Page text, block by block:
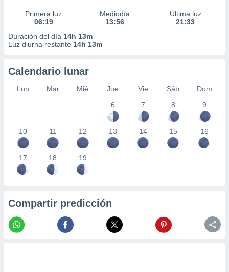
Primera luz
06:19
Mediodía
13:56
Última luz
21:33
Duración del día 14h 13m
Luz diurna restante 14h 13m
Calendario lunar
Lun Mar Mié Jue Vie Sáb
Dom
6
7 8 9
10 11 12 13 14 15 16
17 18 19
Compartir predicción